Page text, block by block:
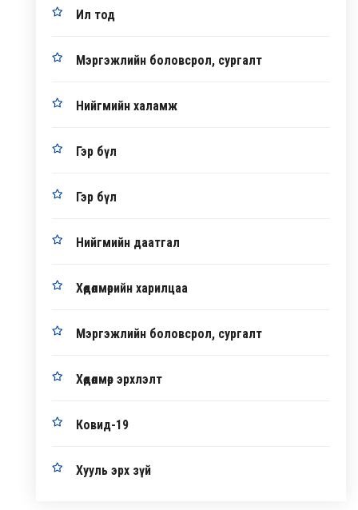
Ил тод
Мэргэжлийн боловсрол, сургалт
Нийгмийн халамж
Гэр бүл
Гэр бүл
Нийгмийн даатгал
Хөдөлмөрийн харилцаа
Мэргэжлийн боловсрол, сургалт
Хөдөлмөр эрхлэлт
Ковид-19
Хууль эрх зүй